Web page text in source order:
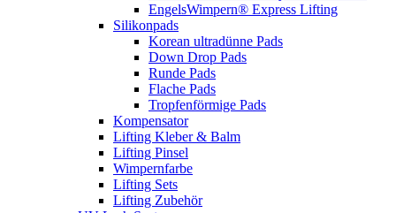
EngelsWimpern® Express Lifting
Silikonpads
Korean ultradünne Pads
Down Drop Pads
Runde Pads
Flache Pads
Tropfenförmige Pads
Kompensator
Lifting Kleber & Balm
Lifting Pinsel
Wimpernfarbe
Lifting Sets
Lifting Zubehör